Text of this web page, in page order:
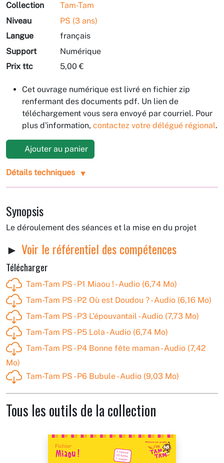
Collection
Tam-Tam
Niveau
PS (3 ans)
Langue
français
Support
Numérique
Prix ttc
5,00 €
Cet ouvrage numérique est livré en fichier zip
renfermant des documents pdf. Un lien de
téléchargement vous sera envoyé par courriel. Pour
plus d'information, contactez votre délégué régional.
Ajouter au panier
Détails techniques
Synopsis
Le déroulement des séances et la mise en du projet
Voir le référentiel des compétences
Télécharger
Tam-Tam PS - P1 Miaou ! - Audio (6,74 Mo)
Tam-Tam PS - P2 Où est Doudou ? - Audio (6,16 Mo)
Tam-Tam PS - P3 L’épouvantail - Audio (7,73 Mo)
Tam-Tam PS - P5 Lola - Audio (6,74 Mo)
Tam-Tam PS - P4 Bonne fête maman - Audio (7,42
Mo)
Tam-Tam PS - P6 Bubule - Audio (9,03 Mo)
Tous les outils de la collection